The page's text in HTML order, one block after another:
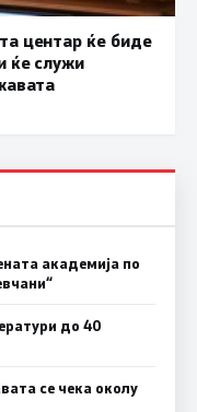
центар ќе биде
ќе служи
академија по
до 40
се чека околу